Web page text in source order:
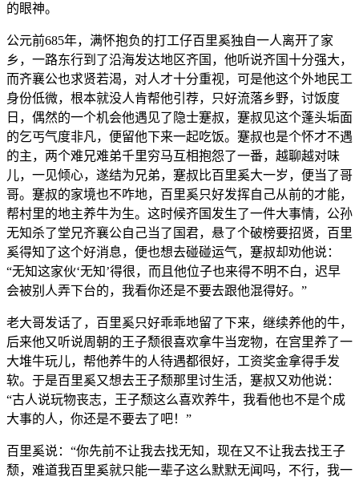
的眼神。
公元前685年，满怀抱负的打工仔百里奚独自一人离开了家
乡，一路东行到了沿海发达地区齐国，他听说齐国十分强大，
而齐襄公也求贤若渴，对人才十分重视，可是他这个外地民工
身份低微，根本就没人肯帮他引荐，只好流落乡野，讨饭度
日，偶然的一个机会他遇见了隐士蹇叔，蹇叔见这个蓬头垢面
的乞丐气度非凡，便留他下来一起吃饭。蹇叔也是个怀才不遇
的主，两个难兄难弟千里穷马互相抱怨了一番，越聊越对味
儿，一见倾心，遂结为兄弟，蹇叔比百里奚大一岁，便当了哥
哥。蹇叔的家境也不咋地，百里奚只好发挥自己从前的才能，
帮村里的地主养牛为生。这时候齐国发生了一件大事情，公孙
无知杀了堂兄齐襄公自己当了国君，悬了个破榜要招贤，百里
奚得知了这个好消息，便也想去碰碰运气，蹇叔却劝他说：
“无知这家伙‘无知’得很，而且他位子也来得不明不白，迟早
会被别人弄下台的，我看你还是不要去跟他混得好。”
老大哥发话了，百里奚只好乖乖地留了下来，继续养他的牛，
后来他又听说周朝的王子颓很喜欢拿牛当宠物，在宫里养了一
大堆牛玩儿，帮他养牛的人待遇都很好，工资奖金拿得手发
软。于是百里奚又想去王子颓那里讨生活，蹇叔又劝他说：
“古人说玩物丧志，王子颓这么喜欢养牛，我看他也不是个成
大事的人，你还是不要去了吧！”
百里奚说：“你先前不让我去找无知，现在又不让我去找王子
颓，难道我百里奚就只能一辈子这么默默无闻吗，不行，我一